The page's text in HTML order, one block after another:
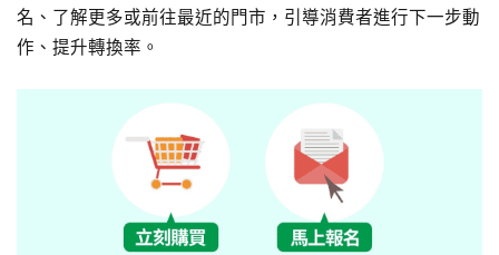
名、了解更多或前往最近的門市，引導消費者進行下一步動
作、提升轉換率。